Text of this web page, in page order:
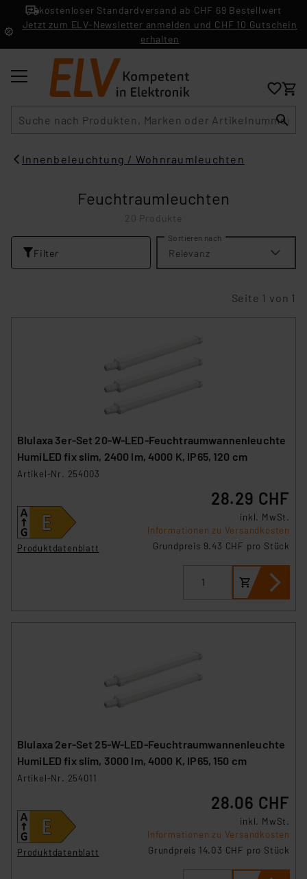
kostenloser Standardversand ab CHF 69 Bestellwert
Jetzt zum ELV-Newsletter anmelden und CHF 10 Gutschein
erhalten
Innenbeleuchtung / Wohnraumleuchten
Feuchtraumleuchten
20 Produkte
Filter
Sortieren nach
Relevanz
Seite 1 von 1
Blulaxa 3er-Set 20-W-LED-Feuchtraumwannenleuchte
HumiLED fix slim, 2400 lm, 4000 K, IP65, 120 cm
Artikel-Nr. 254003
Produktdatenblatt
28.29 CHF
inkl. MwSt.
Informationen zu Versandkosten
Grundpreis 9.43 CHF pro Stück
Blulaxa 2er-Set 25-W-LED-Feuchtraumwannenleuchte
HumiLED fix slim, 3000 lm, 4000 K, IP65, 150 cm
Artikel-Nr. 254011
Produktdatenblatt
28.06 CHF
inkl. MwSt.
Informationen zu Versandkosten
Grundpreis 14.03 CHF pro Stück